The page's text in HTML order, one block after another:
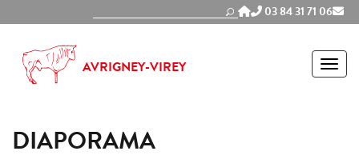
03 84 31 71 06
AVRIGNEY-VIREY
DIAPORAMA